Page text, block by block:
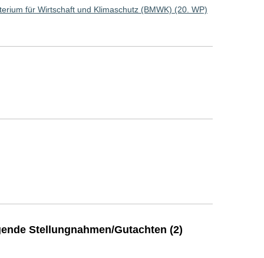
für Wirtschaft und Klimaschutz (BMWK) (20. WP)
Stellungnahmen/Gutachten (2)